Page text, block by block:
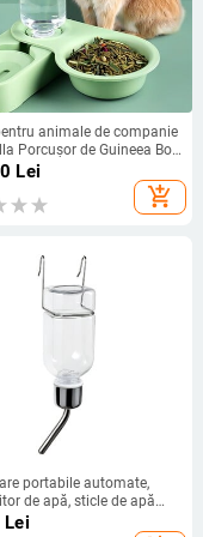
animale de companie
Porcușor de Guineea Bol
Hrănitor automat All-
Lipire Bol pentru alimente
de băut Bol în picioare în
Lei
add_shopping_cart
portabile automate,
de apă, sticle de apă
pentru animale mici,
Lei